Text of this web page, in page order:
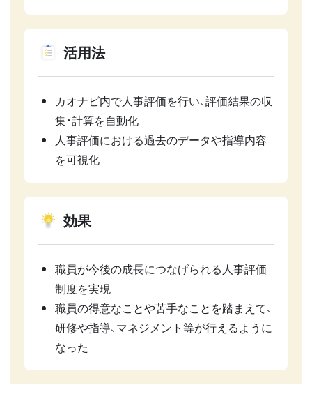
活用法
カオナビ内で人事評価を行い、評価結果の収
集・計算を自動化
人事評価における過去のデータや指導内容
を可視化
効果
職員が今後の成長につなげられる人事評価
制度を実現
職員の得意なことや苦手なことを踏まえて、
研修や指導、マネジメント等が行えるように
なった